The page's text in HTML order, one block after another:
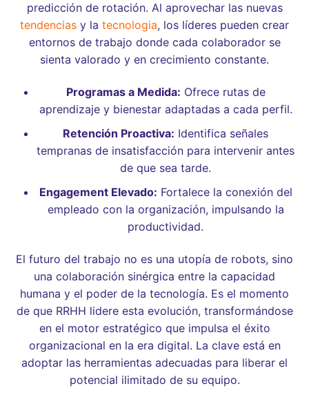
predicción de rotación. Al aprovechar las nuevas
tendencias y la tecnologia, los líderes pueden crear
entornos de trabajo donde cada colaborador se
sienta valorado y en crecimiento constante.
Programas a Medida: Ofrece rutas de
aprendizaje y bienestar adaptadas a cada perfil.
Retención Proactiva: Identifica señales
tempranas de insatisfacción para intervenir antes
de que sea tarde.
Engagement Elevado: Fortalece la conexión del
empleado con la organización, impulsando la
productividad.
El futuro del trabajo no es una utopía de robots, sino
una colaboración sinérgica entre la capacidad
humana y el poder de la tecnología. Es el momento
de que RRHH lidere esta evolución, transformándose
en el motor estratégico que impulsa el éxito
organizacional en la era digital. La clave está en
adoptar las herramientas adecuadas para liberar el
potencial ilimitado de su equipo.